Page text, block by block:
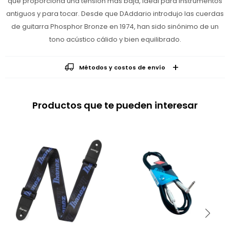
antiguos y para tocar. Desde que DAddario introdujo las cuerdas
de guitarra Phosphor Bronze en 1974, han sido sinónimo de un
tono acústico cálido y bien equilibrado.
Métodos y costos de envío
Productos que te pueden interesar